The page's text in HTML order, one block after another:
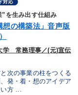
対応
を生み出す仕組み
の構築法」音声版
学 常務理事／(元)宣伝
次の事業の柱をつくる
発・着・想のアイデア
方 ...